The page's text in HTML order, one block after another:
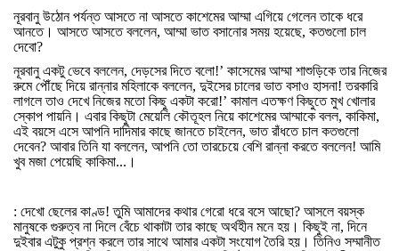
নূরবানু উঠোন পর্যন্ত আসতে না আসতে কাশেমের আম্মা এগিয়ে গেলেন তাকে ধরে
আনতে। আসতে আসতে বললেন, আম্মা ভাত বসানোর সময় হয়েছে, কতগুলো চাল
দেবো?
নূরবানু একটু ভেবে বললেন, দেড়সের দিতে বলো!’ কাসেমের আম্মা শাশুড়িকে তার নিজের
রুমে পৌঁছে দিয়ে রান্নার মহিলাকে বললেন, দুইসের চালের ভাত বসাও হাসনা!তরকারি
লাগলে তাও দেখে নিজের মতো কিছু একটা করো!’ কামাল এতক্ষণ কিছুতে মুখ খোলার
স্কোপ পায়নি। এবার কিছুটা মেয়েলি কৌতূহল নিয়ে কাশেমের আম্মাকে বলল, কাকিমা,
এই বয়সে এসে আপনি দাদিমার কাছে জানতে চাইলেন, ভাত রাঁধতে চাল কতগুলো
দেবেন? আবার তিনি যা বললেন, আপনি তো তারচেয়ে বেশি রান্না করতে বললেন! আমি
খুব মজা পেয়েছি কাকিমা... ।
: দেখো ছেলের কাণ্ড!তুমি আমাদের কথার গেরো ধরে বসে আছো? আসলে বয়স্ক
মানুষকে গুরুত্ব না দিলে বেঁচে থাকাটা তার কাছে অর্থহীন মনে হয়। কিছুই না, দিনে
দুইবার এটুকু প্রশ্ন করলে তার সাথে আমার একটা সংযোগ তৈরি হয়। তিনিও সম্মানীত